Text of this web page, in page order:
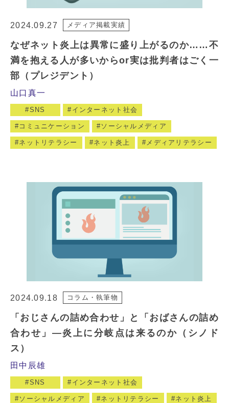
2024.09.27 メディア掲載実績
なぜネット炎上は異常に盛り上がるのか……不
満を抱える人が多いからor実は批判者はごく一
部（プレジデント）
山口真一
SNS インターネット社会
コミュニケーション ソーシャルメディア
ネットリテラシー ネット炎上 メディアリテラシー
2024.09.18 コラム・執筆物
「おじさんの詰め合わせ」と「おばさんの詰め
合わせ」―炎上に分岐点は来るのか（シノド
ス）
田中辰雄
SNS インターネット社会
ソーシャルメディア ネットリテラシー ネット炎上